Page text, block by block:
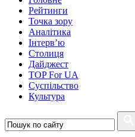
Рейтинги
Точка зору
Аналітика
Інтерв’ю
Столиця
Дайджест
TOP For UA
Суспiльство
Культура